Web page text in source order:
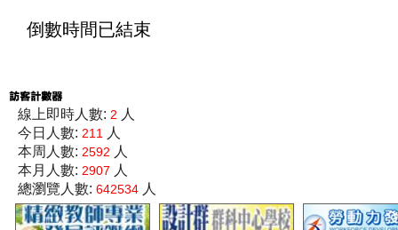
倒數時間已結束
線上即時人數: 2 人
今日人數: 211
人
本周人數: 2592 人
本月人數: 2907 人
總瀏覽人數: 642534 人